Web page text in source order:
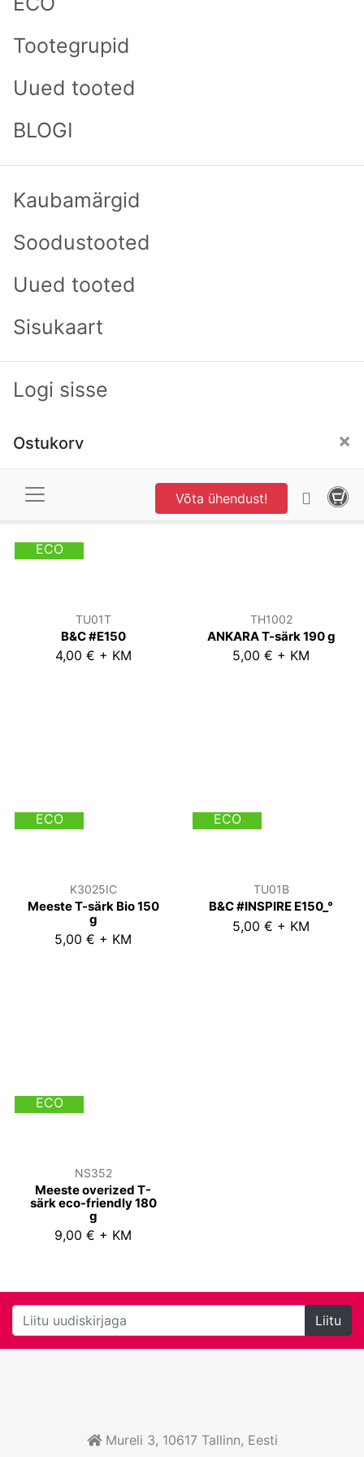
Tootegrupid
Uued tooted
BLOGI
Kaubamärgid
Soodustooted
Uued tooted
Sisukaart
Logi sisse
Ostukorv ×
Võta ühendust!
* Size
XS
* Color:
SARNASED TOOTED
ECO
TU01T
B&C #E150
4,00 € + KM
TH1002
ANKARA T-särk 190 g
5,00 € + KM
ECO
K3025IC
Meeste T-särk Bio 150
g
5,00 € + KM
ECO
TU01B
B&C #INSPIRE E150_°
5,00 € + KM
ECO
NS352
Meeste overized T-
särk eco-friendly 180
g
9,00 € + KM
Liitu
Mureli 3, 10617 Tallinn, Eesti